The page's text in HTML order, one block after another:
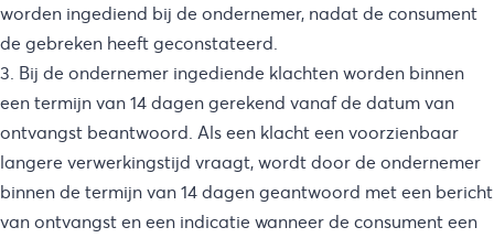
worden ingediend bij de ondernemer, nadat de consument
de gebreken heeft geconstateerd.
3. Bij de ondernemer ingediende klachten worden binnen
een termijn van 14 dagen gerekend vanaf de datum van
ontvangst beantwoord. Als een klacht een voorzienbaar
langere verwerkingstijd vraagt, wordt door de ondernemer
binnen de termijn van 14 dagen geantwoord met een bericht
van ontvangst en een indicatie wanneer de consument een